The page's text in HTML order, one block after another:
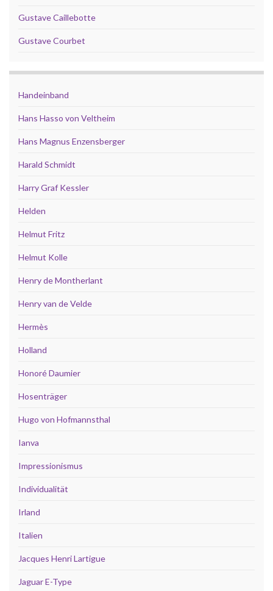
Gustave Caillebotte
Gustave Courbet
Handeinband
Hans Hasso von Veltheim
Hans Magnus Enzensberger
Harald Schmidt
Harry Graf Kessler
Helden
Helmut Fritz
Helmut Kolle
Henry de Montherlant
Henry van de Velde
Hermès
Holland
Honoré Daumier
Hosenträger
Hugo von Hofmannsthal
Ianva
Impressionismus
Individualität
Irland
Italien
Jacques Henri Lartigue
Jaguar E-Type